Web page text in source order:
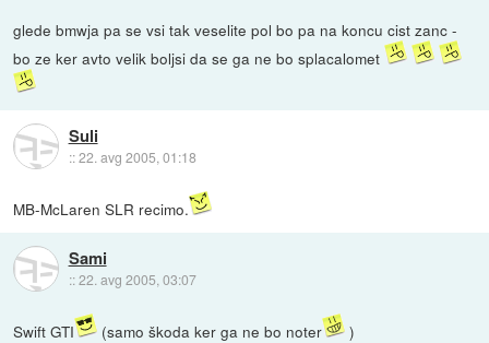
glede bmwja pa se vsi tak veselite pol bo pa na koncu cist zanc -
bo ze ker avto velik boljsi da se ga ne bo splacalomet
Suli
::22. avg 2005, 01:18
MB-McLaren SLR recimo.
Sami
::22. avg 2005, 03:07
Swift GTI (samo škoda ker ga ne bo noter )